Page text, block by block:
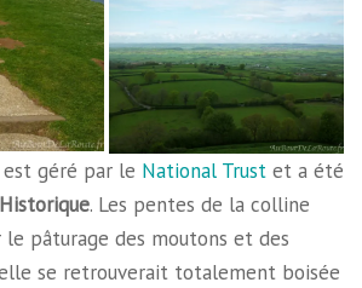
est géré par le National Trust et a été
. Les pentes de la colline
pâturage des moutons et des
elle se retrouverait totalement boisée